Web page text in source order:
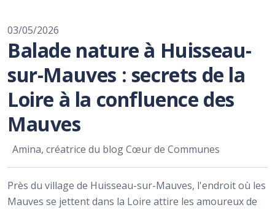
03/05/2026
Balade nature à Huisseau-
sur-Mauves : secrets de la
Loire à la confluence des
Mauves
Amina, créatrice du blog Cœur de Communes
Près du village de Huisseau-sur-Mauves, l'endroit où les
Mauves se jettent dans la Loire attire les amoureux de